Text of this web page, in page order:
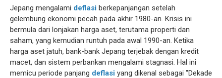
Jepang mengalami deflasi berkepanjangan setelah
gelembung ekonomi pecah pada akhir 1980-an. Krisis ini
bermula dari lonjakan harga aset, terutama properti dan
saham, yang kemudian runtuh pada awal 1990-an. Ketika
harga aset jatuh, bank-bank Jepang terjebak dengan kredit
macet, dan sistem perbankan mengalami stagnasi. Hal ini
memicu periode panjang deflasi yang dikenal sebagai "Dekade